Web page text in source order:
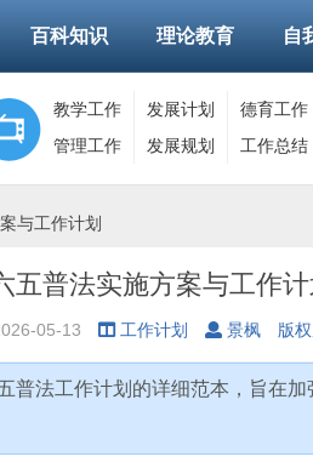
百科知识 理论教育 自
教学工作 发展计划
德育工作
管理工作
发展规划 工作总结
与工作计划
五普法实施方案与工作
05-13 工作计划 景枫 版
普法工作计划的详细范本，旨在